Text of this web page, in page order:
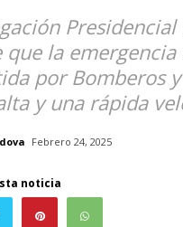
la emergencia
por Bomberos
y una rápida
Febrero 24, 2025
noticia